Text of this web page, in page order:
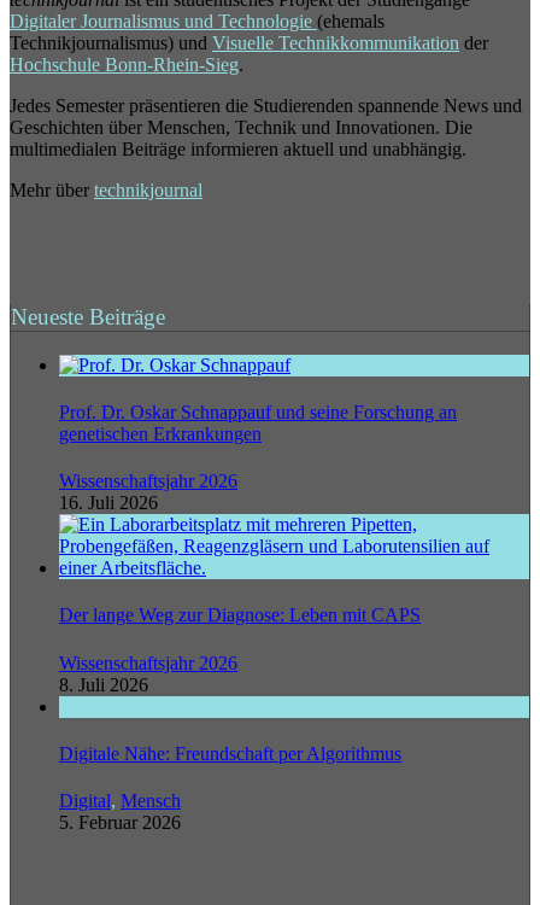
Digitaler Journalismus und Technologie (ehemals
Technikjournalismus) und Visuelle Technikkommunikation der
Hochschule Bonn-Rhein-Sieg.
Jedes Semester präsentieren die Studierenden spannende News und
Geschichten über Menschen, Technik und Innovationen. Die
multimedialen Beiträge informieren aktuell und unabhängig.
Mehr über technikjournal
Neueste Beiträge
Prof. Dr. Oskar Schnappauf und seine Forschung an
genetischen Erkrankungen
Wissenschaftsjahr 2026
16. Juli 2026
Der lange Weg zur Diagnose: Leben mit CAPS
Wissenschaftsjahr 2026
8. Juli 2026
Digitale Nähe: Freundschaft per Algorithmus
Digital, Mensch
5. Februar 2026